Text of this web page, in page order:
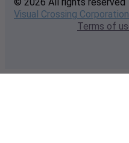
Visual Crossing Corporation
Terms of